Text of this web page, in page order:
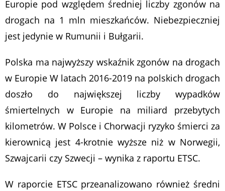
Europie pod względem średniej liczby zgonów na
drogach na 1 mln mieszkańców. Niebezpieczniej
jest jedynie w Rumunii i Bułgarii.
Polska ma najwyższy wskaźnik zgonów na drogach
w Europie W latach 2016-2019 na polskich drogach
doszło do największej liczby wypadków
śmiertelnych w Europie na miliard przebytych
kilometrów. W Polsce i Chorwacji ryzyko śmierci za
kierownicą jest 4-krotnie wyższe niż w Norwegii,
Szwajcarii czy Szwecji – wynika z raportu ETSC.
W raporcie ETSC przeanalizowano również średni